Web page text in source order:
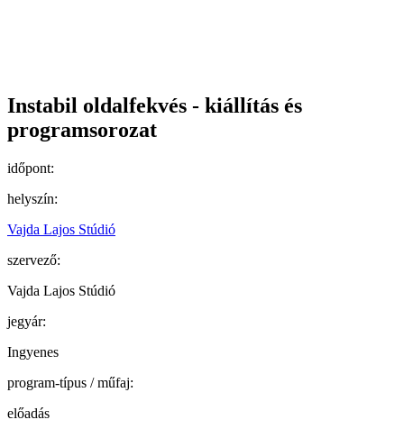
Instabil oldalfekvés - kiállítás és
programsorozat
időpont:
helyszín:
Vajda Lajos Stúdió
szervező:
Vajda Lajos Stúdió
jegyár:
Ingyenes
program-típus / műfaj:
előadás